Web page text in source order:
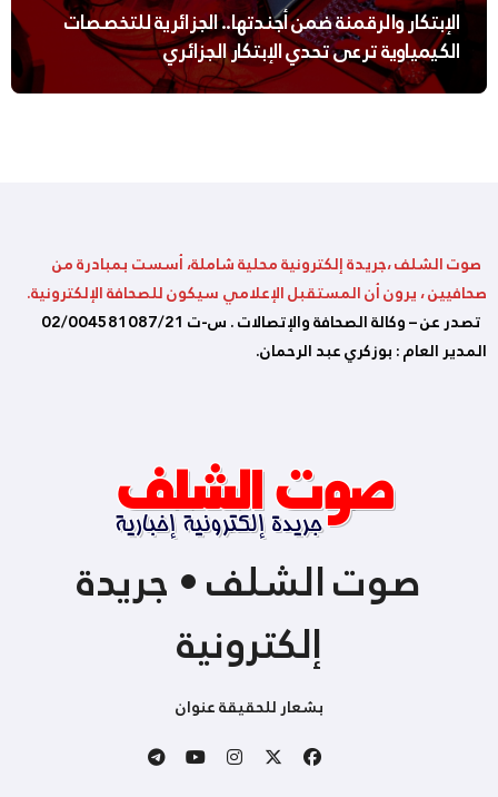
الإبتكار والرقمنة ضمن أجندتها.. الجزائرية للتخصصات
الكيمياوية ترعى تحدي الإبتكار الجزائري
صوت الشلف ،جريدة إلكترونية محلية شاملة، أسست بمبادرة من
صحافيين ، يرون أن المستقبل الإعلامي سيكون للصحافة الإلكترونية.
تصدر عن – وكالة الصحافة والإتصالات . س-ت 02/004581087/21
المدير العام : بوزكري عبد الرحمان.
صوت الشلف • جريدة
إلكترونية
بشعار للحقيقة عنوان